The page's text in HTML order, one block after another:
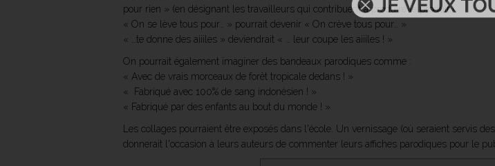
pour rien » (en désignant les travailleurs qui contribuent à produire le produit.)
« On se lève tous pour… » pourrait devenir « On crève tous pour… »
« …te donne des aiiiles » deviendrait « … leur coupe les aiiiles ! »
On pourrait également imaginer des bandeaux parodiques comme :
« Avec de vrais morceaux de forêt tropicale dedans ! »
« Fabriqué avec 100% de sang indonésien ! »
« Fabriqué par des enfants au bout du monde ! »
Les collages pourraient être exposés dans l'école. Un vernissage (où seraient servis
donnerait l'occasion à leurs auteurs de commenter leurs affiches parodiques pour le